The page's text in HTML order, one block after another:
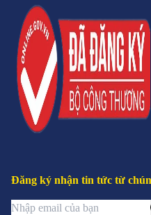
Đăng ký nhận tin tức từ